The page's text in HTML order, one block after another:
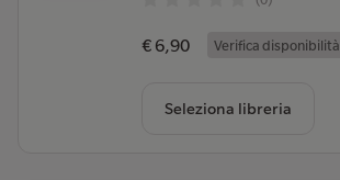
€ 6,90 Verifica disponibilità
Seleziona libreria